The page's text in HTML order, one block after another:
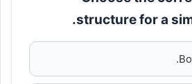
structure for a